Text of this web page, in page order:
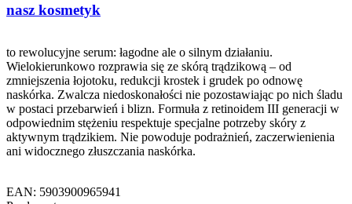
nasz kosmetyk
to rewolucyjne serum: łagodne ale o silnym działaniu.
Wielokierunkowo rozprawia się ze skórą trądzikową – od
zmniejszenia łojotoku, redukcji krostek i grudek po odnowę
naskórka. Zwalcza niedoskonałości nie pozostawiając po nich śladu
w postaci przebarwień i blizn. Formuła z retinoidem III generacji w
odpowiednim stężeniu respektuje specjalne potrzeby skóry z
aktywnym trądzikiem. Nie powoduje podrażnień, zaczerwienienia
ani widocznego złuszczania naskórka.
EAN: 5903900965941